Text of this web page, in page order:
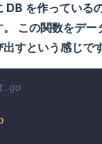
DB を作っている
この関数をデー
すという感じです